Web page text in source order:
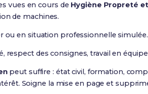
vues en cours de Hygiène Propreté
de machines.
ou en situation professionnelle simulée.
respect des consignes, travail en
peut suffire : état civil, formation,
Soigne la mise en page et